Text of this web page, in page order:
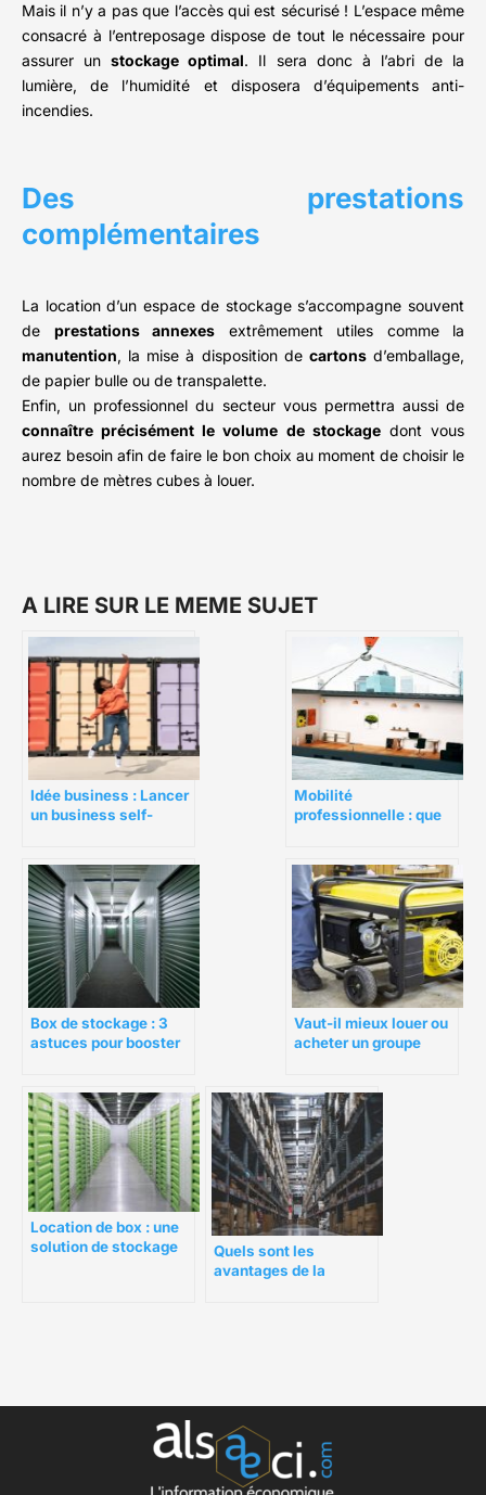
Mais il n’y a pas que l’accès qui est sécurisé ! L’espace même
consacré à l’entreposage dispose de tout le nécessaire pour
assurer unstockage optimal. Il sera donc à l’abri de la
lumière, de l’humidité et disposera d’équipements anti-
incendies.
Des prestations
complémentaires
La location d’un espace de stockage s’accompagne souvent
de prestations annexes extrêmement utiles comme la
manutention, la mise à disposition de cartonsd’emballage,
de papier bulle ou de transpalette.
Enfin, un professionnel du secteur vous permettra aussi de
connaître précisément le volume de stockagedont vous
aurez besoin afin de faire le bon choix au moment de choisir le
nombre de mètres cubes à louer.
A LIRE SUR LE MEME SUJET
Idée business : Lancer
un business self-
Mobilité
professionnelle : que
Box de stockage : 3
astuces pour booster
Vaut-il mieux louer ou
acheter un groupe
Location de box : une
solution de stockage
Quels sont les
avantages de la